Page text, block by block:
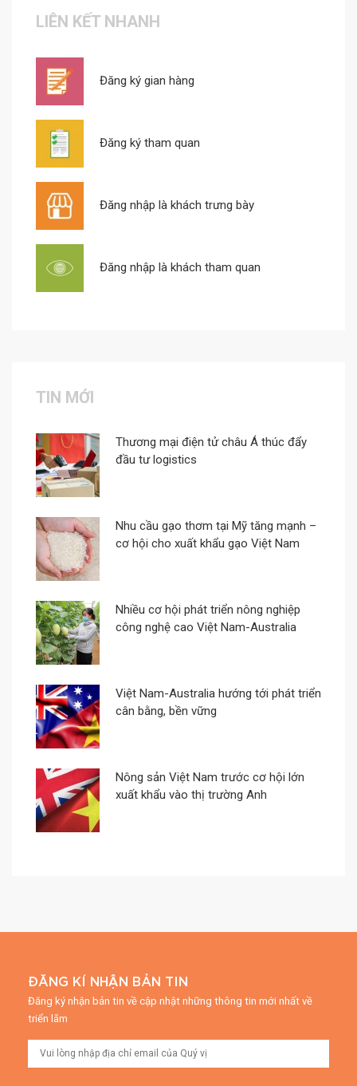
LIÊN KẾT NHANH
Đăng ký gian hàng
Đăng ký tham quan
Đăng nhập là khách trưng bày
Đăng nhập là khách tham quan
TIN MỚI
Thương mại điện tử châu Á thúc đẩy
đầu tư logistics
Nhu cầu gạo thơm tại Mỹ tăng mạnh –
cơ hội cho xuất khẩu gạo Việt Nam
Nhiều cơ hội phát triển nông nghiệp
công nghệ cao Việt Nam-Australia
Việt Nam-Australia hướng tới phát triển
cân bằng, bền vững
Nông sản Việt Nam trước cơ hội lớn
xuất khẩu vào thị trường Anh
ĐĂNG KÍ NHẬN BẢN TIN
Đăng ký nhận bản tin về cập nhật những thông tin mới nhất về
triển lãm